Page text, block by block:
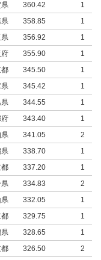
360.42
1
358.85
1
356.92
1
府 355.90
1
345.50
1
345.42
1
344.55
1
343.40
1
341.05
2
338.70
1
337.20
1
県 334.83
2
県 332.05
1
329.75
1
328.65
1
326.50
2